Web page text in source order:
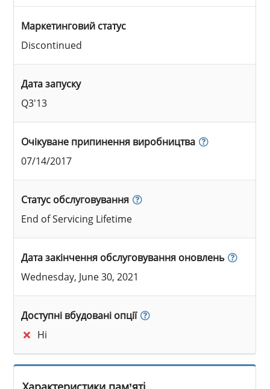
Маркетинговий статус
Discontinued
Дата запуску
Q3'13
Очікуване припинення виробництва
07/14/2017
Статус обслуговування
End of Servicing Lifetime
Дата закінчення обслуговування оновлень
Wednesday, June 30, 2021
Доступні вбудовані опції
Ні